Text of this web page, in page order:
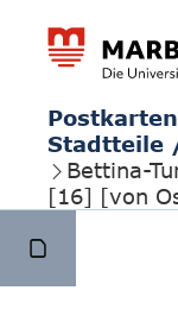
Stadtteile
Bettina-
[16] [von